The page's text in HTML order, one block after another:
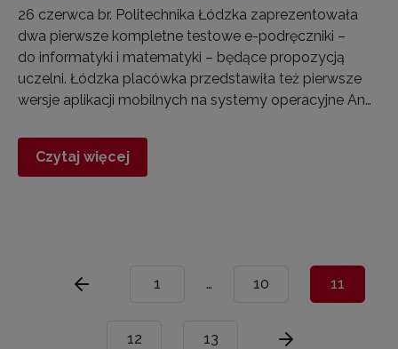
26 czerwca br. Politechnika Łódzka zaprezentowała
dwa pierwsze kompletne testowe e-podręczniki –
do informatyki i matematyki – będące propozycją
uczelni. Łódzka placówka przedstawiła też pierwsze
wersje aplikacji mobilnych na systemy operacyjne An…
Czytaj więcej
1 … 10 11
12 13